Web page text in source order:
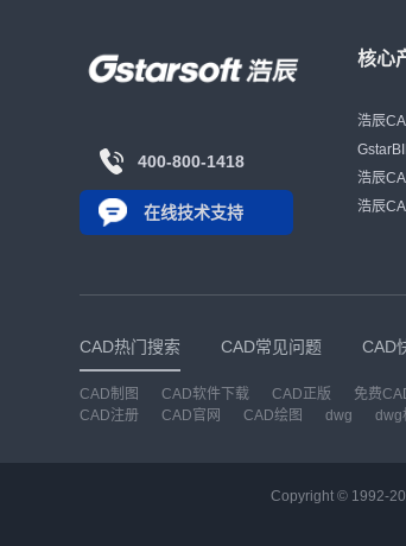
400-800-1418
在线技术支持
核心
浩辰
浩辰
浩辰
CAD热门搜索 CAD常见问题 CAD
CAD制图 CAD软件下载 CAD正版 免费
CAD注册
CAD官网 CAD绘图 dwg dwg
Copyright © 1992-